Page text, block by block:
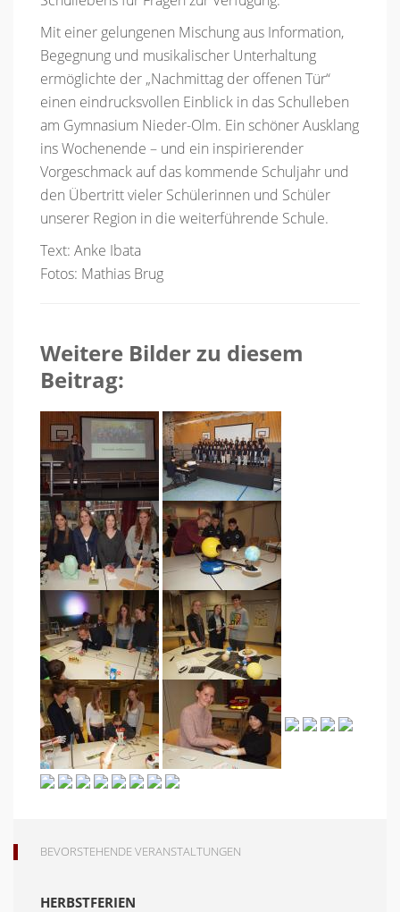
Mit einer gelungenen Mischung aus Information,
Begegnung und musikalischer Unterhaltung
ermöglichte der „Nachmittag der offenen Tür“
einen eindrucksvollen Einblick in das Schulleben
am Gymnasium Nieder-Olm. Ein schöner Ausklang
ins Wochenende – und ein inspirierender
Vorgeschmack auf das kommende Schuljahr und
den Übertritt vieler Schülerinnen und Schüler
unserer Region in die weiterführende Schule.
Text: Anke Ibata
Fotos: Mathias Brug
Weitere Bilder zu diesem
Beitrag:
BEVORSTEHENDE VERANSTALTUNGEN
HERBSTFERIEN